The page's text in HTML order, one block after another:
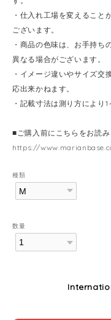
・仕入れ工場を変えること
ございます。
・商品の色味は、お手持ち
異なる場合がございます。
・イメージ違いやサイズ交
応出来かねます。
・記載寸法は測り方により
■ご購入前にこちらをお読
https://
種類
数量